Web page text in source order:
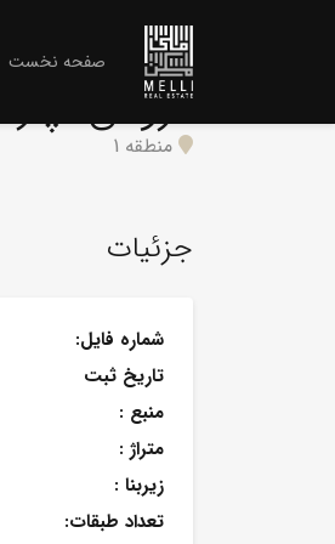
صفحه نخست(current)
فروش
منطقه 1
جزئیات
شماره فایل:
تاریخ ثبت
منبع :
متراژ :
زیربنا :
تعداد طبقات: